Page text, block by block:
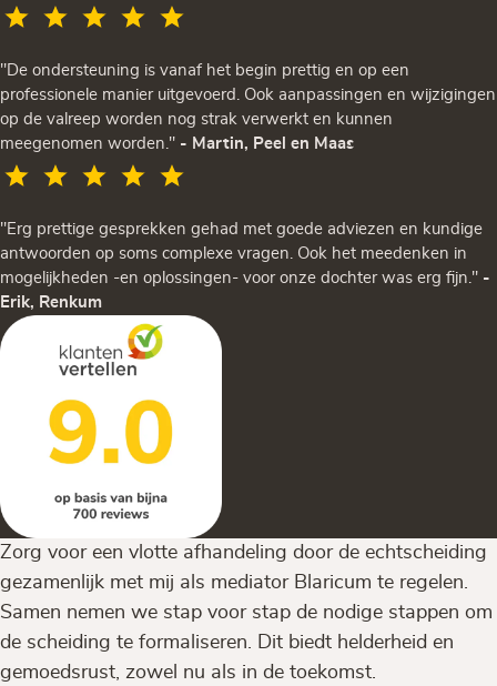
"De ondersteuning is vanaf het begin prettig en op een
professionele manier uitgevoerd. Ook aanpassingen en wijzigingen
op de valreep worden nog strak verwerkt en kunnen
meegenomen worden." - Martin, Peel en Maas
"Erg prettige gesprekken gehad met goede adviezen en kundige
antwoorden op soms complexe vragen. Ook het meedenken in
mogelijkheden -en oplossingen- voor onze dochter was erg fijn." -
Erik, Renkum
Zorg voor een vlotte afhandeling door de echtscheiding
gezamenlijk met mij als mediator Blaricum te regelen.
Samen nemen we stap voor stap de nodige stappen om
de scheiding te formaliseren. Dit biedt helderheid en
gemoedsrust, zowel nu als in de toekomst.